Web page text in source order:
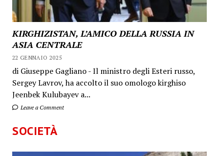
KIRGHIZISTAN, L’AMICO DELLA RUSSIA IN
ASIA CENTRALE
22 GENNAIO 2025
di Giuseppe Gagliano - Il ministro degli Esteri russo,
Sergey Lavrov, ha accolto il suo omologo kirghiso
Jeenbek Kulubayev a...
Leave a Comment
SOCIETÀ